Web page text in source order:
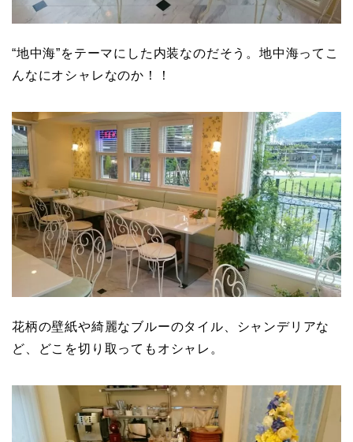
“地中海”をテーマにした内装なのだそう。地中海ってこ
んなにオシャレなのか！！
花柄の壁紙や綺麗なブルーのタイル、シャンデリアな
ど、どこを切り取ってもオシャレ。